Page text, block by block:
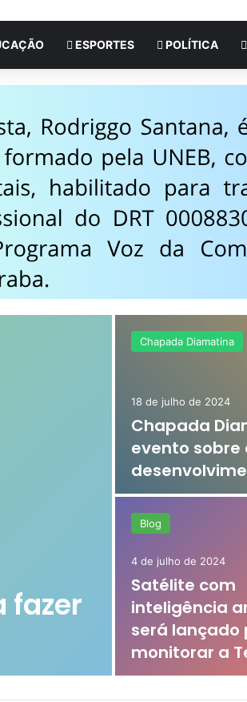
ESPORTES POLÍTICA
fazer
Chapada Diamatina
18 de julho de 2024
Chapada
evento
Blog
4 de julho de 2024
Satélite com
inteligência
será lançado
monitorar a